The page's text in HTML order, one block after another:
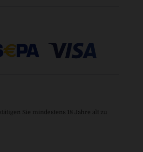
Sie mindestens 18 Jahre alt zu